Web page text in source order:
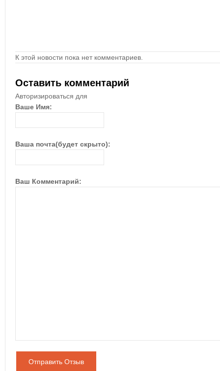
К этой новости пока нет комментариев.
Оставить комментарий
Авторизироваться для
Ваше Имя:
Ваша почта(будет скрыто):
Ваш Комментарий:
Отправить Отзыв